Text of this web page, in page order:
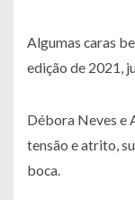
Algumas caras
edição de 2021,
Débora Neves e
tensão e atrito,
boca.